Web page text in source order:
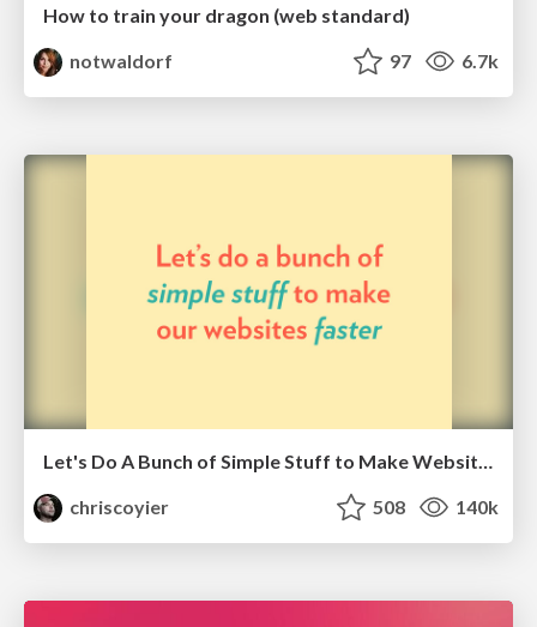
How to train your dragon (web standard)
notwaldorf
97 6.7k
Let's Do A Bunch of Simple Stuff to Make Websites Faster
chriscoyier
508 140k